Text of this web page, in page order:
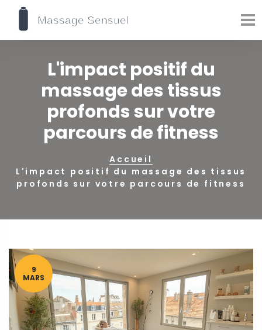
L'impact positif du
massage des tissus
profonds sur votre
parcours de fitness
Accueil
L'impact positif du massage des tissus
profonds sur votre parcours de fitness
9
MARS